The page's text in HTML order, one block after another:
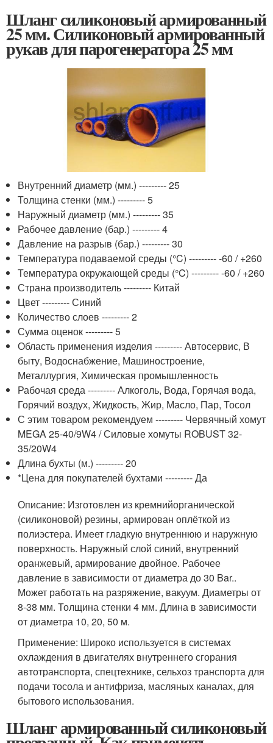
Шланг силиконовый армированный
25 мм. Силиконовый армированный
рукав для парогенератора 25 мм
Внутренний диаметр (мм.) --------- 25
Толщина стенки (мм.) --------- 5
Наружный диаметр (мм.) --------- 35
Рабочее давление (бар.) --------- 4
Давление на разрыв (бар.) --------- 30
Температура подаваемой среды (°C) --------- -60 / +260
Температура окружающей среды (°C) --------- -60 / +260
Страна производитель --------- Китай
Цвет --------- Синий
Количество слоев --------- 2
Сумма оценок --------- 5
Область применения изделия --------- Автосервис, В
быту, Водоснабжение, Машиностроение,
Металлургия, Химическая промышленность
Рабочая среда --------- Алкоголь, Вода, Горячая вода,
Горячий воздух, Жидкость, Жир, Масло, Пар, Тосол
С этим товаром рекомендуем --------- Червячный хомут
MEGA 25-40/9W4 / Силовые хомуты ROBUST 32-
35/20W4
Длина бухты (м.) --------- 20
*Цена для покупателей бухтами --------- Да
Описание: Изготовлен из кремнийорганической
(силиконовой) резины, армирован оплёткой из
полиэстера. Имеет гладкую внутреннюю и наружную
поверхность. Наружный слой синий, внутренний
оранжевый, армирование двойное. Рабочее
давление в зависимости от диаметра до 30 Bar..
Может работать на разряжение, вакуум. Диаметры от
8-38 мм. Толщина стенки 4 мм. Длина в зависимости
от диаметра 10, 20, 50 м.
Применение: Широко используется в системах
охлаждения в двигателях внутреннего сгорания
автотранспорта, спецтехнике, сельхоз транспорта для
подачи тосола и антифриза, масляных каналах, для
бытового использования.
Шланг армированный силиконовый